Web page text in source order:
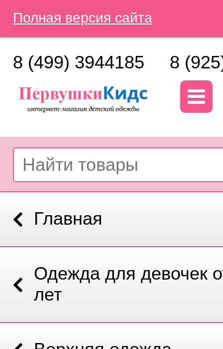
Полная версия сайта
8 (499) 3944185 8
Главная
Одежда для девочек
лет